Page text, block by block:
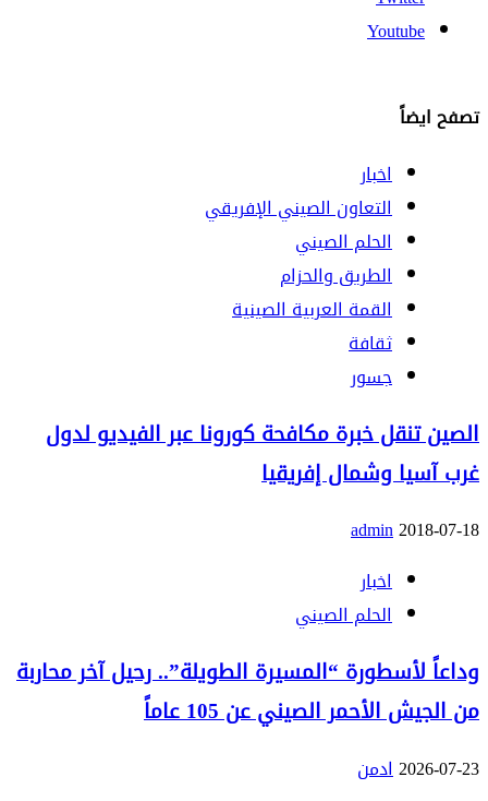
Youtube
تصفح ايضاً
اخبار
التعاون الصيني الإفريقي
الحلم الصيني
الطريق والحزام
القمة العربية الصينية
ثقافة
جسور
الصين تنقل خبرة مكافحة كورونا عبر الفيديو لدول
غرب آسيا وشمال إفريقيا
2018-07-18
admin
اخبار
الحلم الصيني
وداعاً لأسطورة “المسيرة الطويلة”.. رحيل آخر محاربة
من الجيش الأحمر الصيني عن 105 عاماً
2026-07-23ادمن